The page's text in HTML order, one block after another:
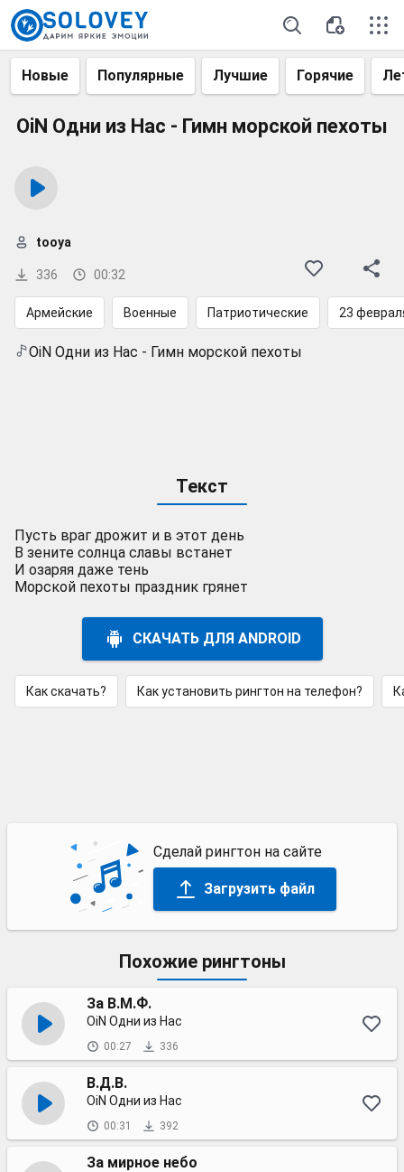
Новые Популярные Лучшие Горячие
OiN Одни из Нас - Гимн морской пехоты
336 00:32
tooya
Армейские Военные Патриотические 23
OiN Одни из Нас - Гимн морской пехоты
Текст
Пусть враг дрожит и в этот день
В зените солнца славы встанет
И озаряя даже тень
Морской пехоты праздник грянет
СКАЧАТЬ ДЛЯ ANDROID
Как скачать? Как установить рингтон на телефон?
Сделай рингтон на сайте
Загрузить файл
Похожие рингтоны
За В.М.Ф.
OiN Одни из Нас
00:27 336
В.Д.В.
OiN Одни из Нас
00:31 392
За мирное небо